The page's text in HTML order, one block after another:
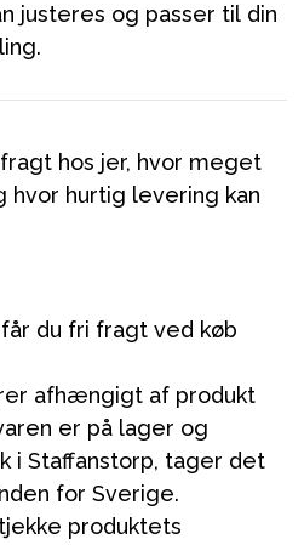
justeres og passer til din
hos jer, hvor meget
hvor hurtig levering kan
du fri fragt ved køb
afhængigt af produkt
er på lager og
i Staffanstorp, tager det
for Sverige.
produktets